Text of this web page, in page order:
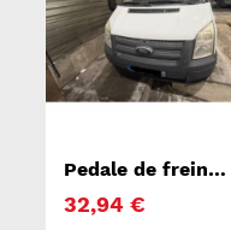
Pedale de frein
32,94 €